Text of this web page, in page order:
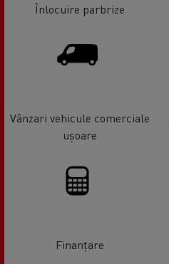
Înlocuire parbrize
Vânzari vehicule comerciale
ușoare
Finanțare